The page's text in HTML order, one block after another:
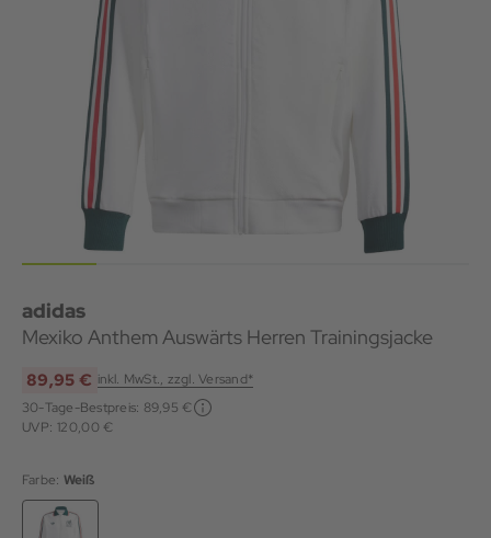
adidas
Mexiko Anthem Auswärts Herren Trainingsjacke
89,95 € inkl. MwSt., zzgl. Versand*
30-Tage-Bestpreis: 89,95 €
UVP: 120,00 €
Farbe: Weiß